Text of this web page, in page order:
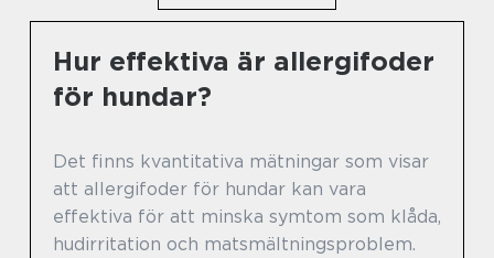
Hur effektiva är allergifoder
för hundar?
Det finns kvantitativa mätningar som visar
att allergifoder för hundar kan vara
effektiva för att minska symtom som klåda,
hudirritation och matsmältningsproblem.